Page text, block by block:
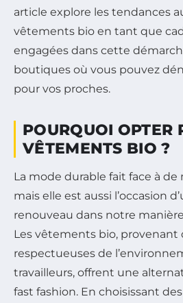
article explore les tendances
vêtements bio en tant que
engagées dans cette
boutiques où vous pouvez
pour vos proches.
POURQUOI OPTER
VÊTEMENTS BIO ?
La mode durable fait face à
mais elle est aussi l’occasion
renouveau dans notre
Les vêtements bio, provenant
respectueuses de
travailleurs, offrent une
fast fashion. En choisissant